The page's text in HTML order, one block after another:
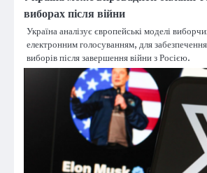
виборах після війни
Україна аналізує європейські моделі
електронним голосуванням, для
виборів після завершення війни з Росією.